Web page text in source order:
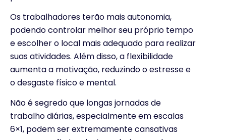
Os trabalhadores terão mais autonomia,
podendo controlar melhor seu próprio tempo
e escolher o local mais adequado para realizar
suas atividades. Além disso, a flexibilidade
aumenta a motivação, reduzindo o estresse e
o desgaste físico e mental.
Não é segredo que longas jornadas de
trabalho diárias, especialmente em escalas
6×1, podem ser extremamente cansativas